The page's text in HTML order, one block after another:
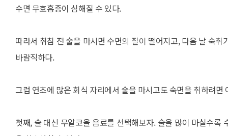
수면 무호흡증이 심해질 수 있다.
따라서 취침 전 술을 마시면 수면의 질이 떨어지고, 다음 날 숙
바람직하다.
그럼 연초에 많은 회식 자리에서 술을 마시고도 숙면을 취하려
첫째, 술 대신 무알코올 음료를 선택해보자. 술을 많이 마실수